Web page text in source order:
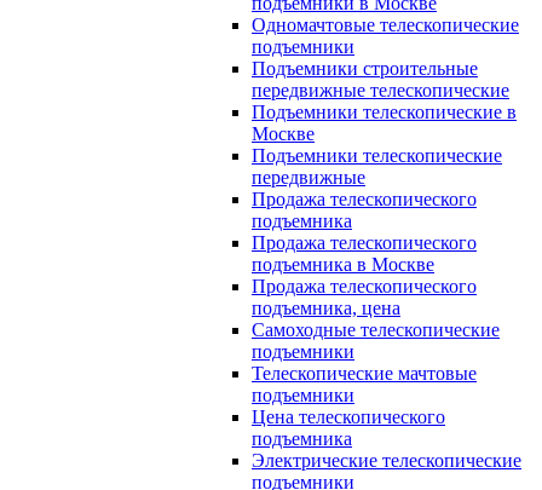
Одномачтовые телескопические
подъемники
Подъемники строительные
передвижные телескопические
Подъемники телескопические в
Москве
Подъемники телескопические
передвижные
Продажа телескопического
подъемника
Продажа телескопического
подъемника в Москве
Продажа телескопического
подъемника, цена
Самоходные телескопические
подъемники
Телескопические мачтовые
подъемники
Цена телескопического
подъемника
Электрические телескопические
подъемники